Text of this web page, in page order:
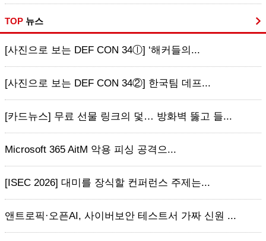
TOP 뉴스
[사진으로 보는 DEF CON 34ⓛ] ‘해커들의...
[사진으로 보는 DEF CON 34②] 한국팀 데프...
[카드뉴스] 무료 선물 링크의 덫… 방화벽 뚫고 들...
Microsoft 365 AitM 악용 피싱 공격으...
[ISEC 2026] 대미를 장식할 컨퍼런스 주제는...
앤트로픽·오픈AI, 사이버보안 테스트서 가짜 신원 ...